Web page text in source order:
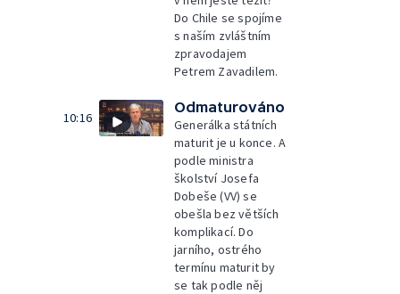
Do Chile se spojíme
s naším zvláštním
zpravodajem
Petrem Zavadilem.
10:16
Odmaturováno
Generálka státních
maturit je u konce. A
podle ministra
školství Josefa
Dobeše (VV) se
obešla bez větších
komplikací. Do
jarního, ostrého
termínu maturit by
se tak podle něj